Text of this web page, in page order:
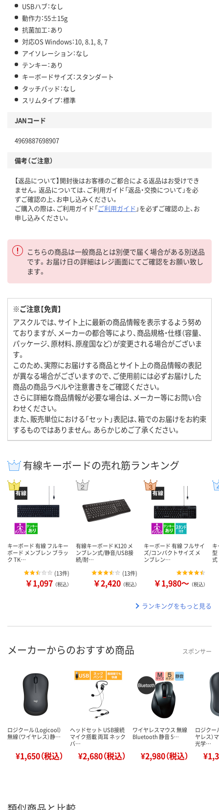
USBハブ：なし
動作力：55±15g
抗菌加工：あり
対応OS Windows：10, 8.1, 8, 7
アイソレーション：なし
テンキー：あり
キーボードサイズ：スタンダート
タッチパッド：なし
スリムタイプ：標準
JANコード
4969887698907
備考（ご注意）
【返品について】開封後はお客様のご都合による返品はお受けでき
ません。返品については、ご利用ガイド「返品・交換について」を必
ずご確認の上、お申し込みください。
ご購入の際は、ご利用ガイド「ご利用ガイド 」を必ずご確認の上、お
申し込みください。
こちらの商品は一般商品とは別便で届く場合がある別送品
です。お届け日の詳細はレジ画面にてご確認をお願い致し
ます。
※ご注意【免責】
アスクルでは、サイト上に最新の商品情報を表示するよう努め
ておりますが、メーカーの都合等により、商品規格・仕様（容量、
パッケージ、原材料、原産国など）が変更される場合がございま
す。
このため、実際にお届けする商品とサイト上の商品情報の表記
が異なる場合がございますので、ご使用前には必ずお届けした
商品の商品ラベルや注意書きをご確認ください。
さらに詳細な商品情報が必要な場合は、メーカー等にお問い合
わせください。
また、販売単位における「セット」表記は、箱でのお届けをお約束
するものではありません。あらかじめご了承ください。
有線キーボードの売れ筋ランキング
キーボード 有線 フルキー
ボード メンブレン ブラッ
ク TK…
(13件)
￥1,097 （税込）
有線キーボード K120 メ
ンブレン式/静音/USB接
続/耐…
(13件)
￥2,420 （税込）
キーボード 有線 フルサイ
ズ/コンパクトサイズ メ
ンブレン…
￥1,980～ （税込）
型
ランキングをもっと見る
メーカーからのおすすめ商品 スポンサー
ロジクール（Logicool）
無線（ワイヤレス）静…
¥1,650（税込）
ヘッドセット USB接続
マイク搭載 両耳 ネック
バ…
¥2,680（税込）
ワイヤレスマウス 無線
Bluetooth 静音 5…
¥2,980（税込）
ロジクー
ヤレス）
光学…